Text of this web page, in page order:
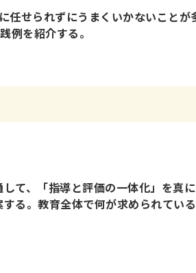
任せられずにうまくいかないことが
例を紹介する。
て、「指導と評価の一体化」を真に
る。教育全体で何が求められている